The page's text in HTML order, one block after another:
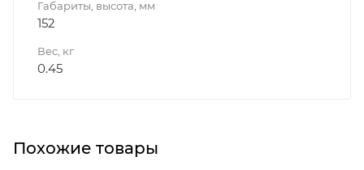
Габариты, высота, мм
152
Вес, кг
0.45
Похожие товары